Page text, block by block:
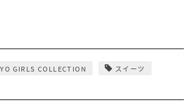
GIRLS COLLECTION スイーツ